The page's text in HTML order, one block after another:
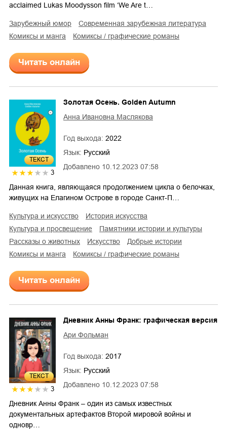
acclaimed Lukas Moodysson film ‘We Are t…
зарубежный юмор
современная зарубежная литература
комиксы и манга
комиксы / графические романы
Читать онлайн
ТЕКСТ
3
Добавлено 10.12.2023 07:58
Золотая Осень. Golden Autumn
Анна Ивановна Маслякова
Год выхода: 2022
Язык: Русский
Данная книга, являющаяся продолжением цикла о белочках,
живущих на Елагином Острове в городе Санкт-П…
культура и искусство
история искусства
культура и просвещение
памятники истории и культуры
рассказы о животных
искусство
добрые истории
комиксы и манга
комиксы / графические романы
Читать онлайн
ТЕКСТ
3
Добавлено 10.12.2023 07:58
Дневник Анны Франк: графическая версия
Ари Фольман
Год выхода: 2017
Язык: Русский
Дневник Анны Франк – один из самых известных
документальных артефактов Второй мировой войны и
одновр…